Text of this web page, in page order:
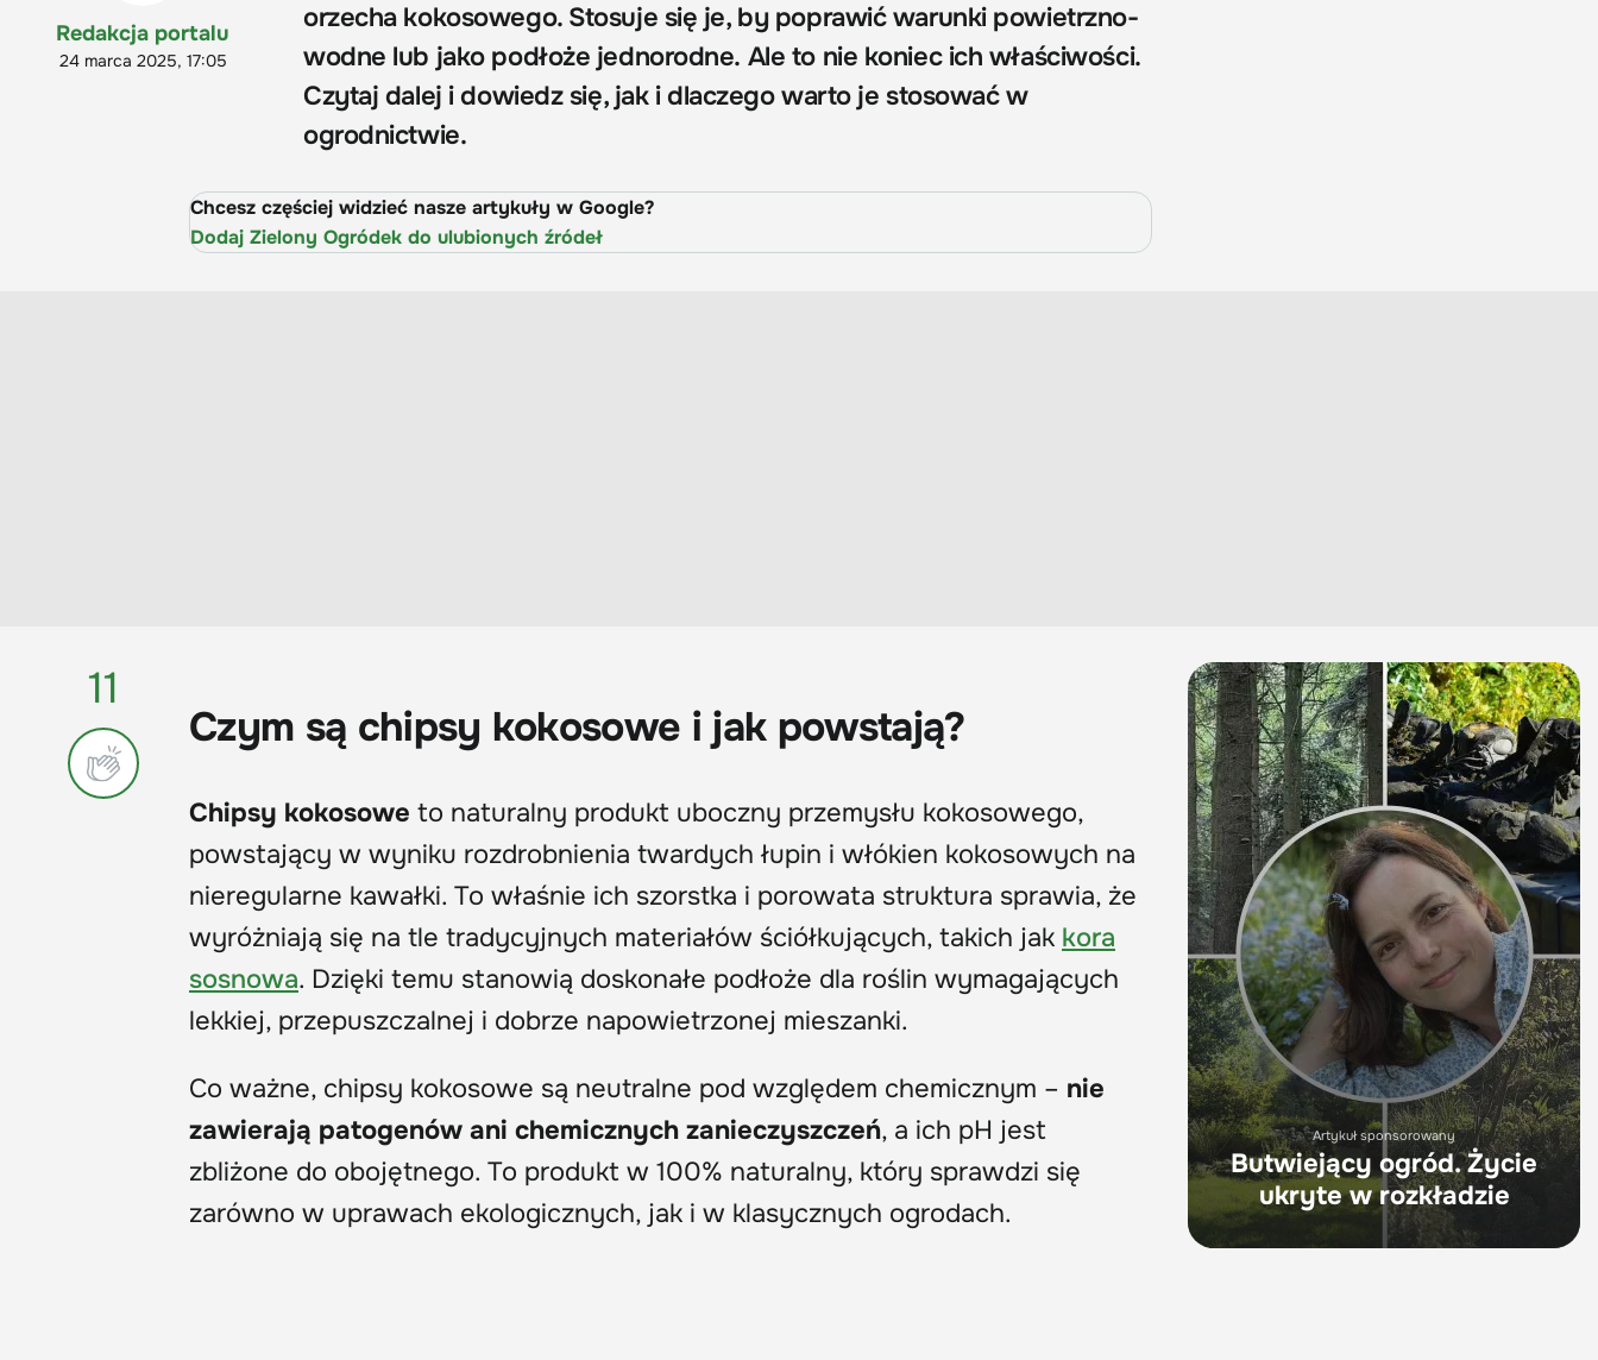
Redakcja portalu
24 marca 2025, 17:05
orzecha kokosowego. Stosuje się je, by poprawić warunki powietrzno-
wodne lub jako podłoże jednorodne. Ale to nie koniec ich właściwości.
Czytaj dalej i dowiedz się, jak i dlaczego warto je stosować w
ogrodnictwie.
Chcesz częściej widzieć nasze artykuły w Google?
Dodaj Zielony Ogródek do ulubionych źródeł
11
Czym są chipsy kokosowe i jak powstają?
Chipsy kokosowe to naturalny produkt uboczny przemysłu kokosowego,
powstający w wyniku rozdrobnienia twardych łupin i włókien kokosowych na
nieregularne kawałki. To właśnie ich szorstka i porowata struktura sprawia, że
wyróżniają się na tle tradycyjnych materiałów ściółkujących, takich jak kora
sosnowa. Dzięki temu stanowią doskonałe podłoże dla roślin wymagających
lekkiej, przepuszczalnej i dobrze napowietrzonej mieszanki.
Co ważne, chipsy kokosowe są neutralne pod względem chemicznym – nie
zawierają patogenów ani chemicznych zanieczyszczeń, a ich pH jest
zbliżone do obojętnego. To produkt w 100% naturalny, który sprawdzi się
zarówno w uprawach ekologicznych, jak i w klasycznych ogrodach.
Artykuł sponsorowany
Butwiejący ogród. Życie
ukryte w rozkładzie